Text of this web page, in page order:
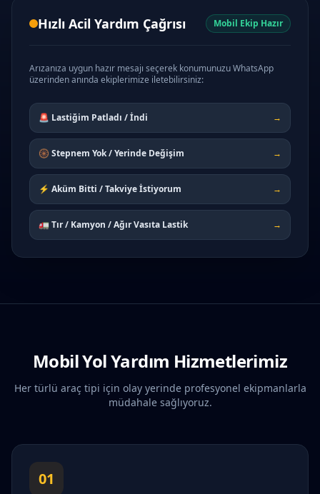
Hızlı Acil Yardım Çağrısı Mobil Ekip Hazır
Arızanıza uygun hazır mesajı seçerek konumunuzu WhatsApp
üzerinden anında ekiplerimize iletebilirsiniz:
🚨 Lastiğim Patladı / İndi →
🛞 Stepnem Yok / Yerinde Değişim →
⚡ Aküm Bitti / Takviye İstiyorum →
🚛 Tır / Kamyon / Ağır Vasıta Lastik →
Mobil Yol Yardım Hizmetlerimiz
Her türlü araç tipi için olay yerinde profesyonel ekipmanlarla
müdahale sağlıyoruz.
01